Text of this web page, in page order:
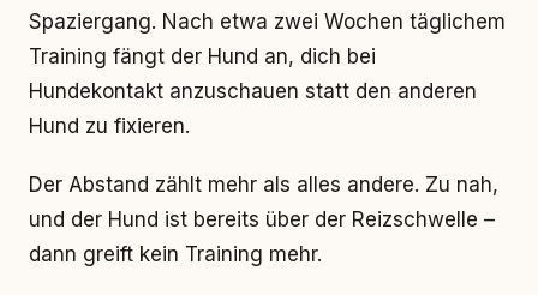
Spaziergang. Nach etwa zwei Wochen täglichem
Training fängt der Hund an, dich bei
Hundekontakt anzuschauen statt den anderen
Hund zu fixieren.
Der Abstand zählt mehr als alles andere. Zu nah,
und der Hund ist bereits über der Reizschwelle –
dann greift kein Training mehr.